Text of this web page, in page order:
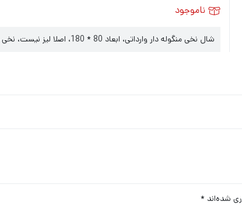
ناموجود
شال نخی منگوله دار وارداتی، ابعاد 80 * 180، اصلا لیز نیست، نخی مناسب فصل بهار و تابستان
شده‌اند *